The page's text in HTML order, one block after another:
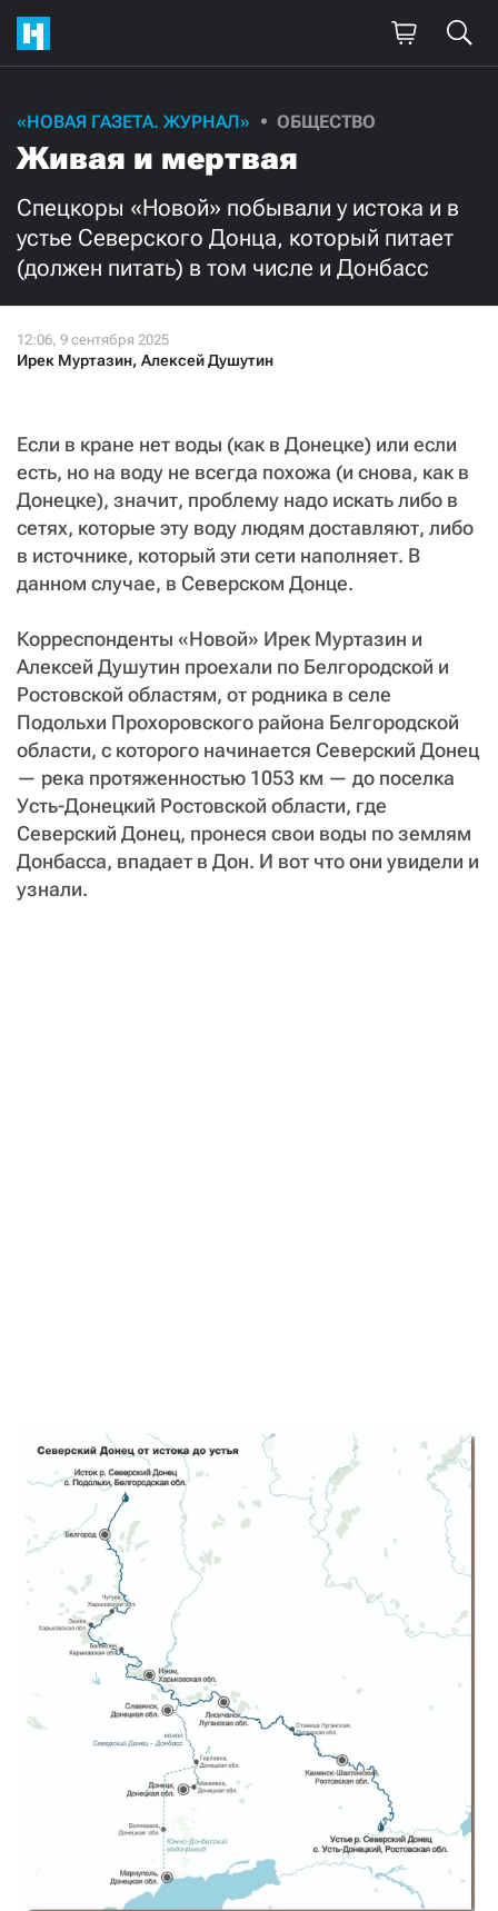
«НОВАЯ ГАЗЕТА. ЖУРНАЛ» ОБЩЕСТВО
Живая и мертвая
Спецкоры «Новой» побывали у истока и в
устье Северского Донца, который питает
(должен питать) в том числе и Донбасс
Ирек Муртазин, Алексей Душутин
Если в кране нет воды (как в Донецке) или если
есть, но на воду не всегда похожа (и снова, как в
Донецке), значит, проблему надо искать либо в
сетях, которые эту воду людям доставляют, либо
в источнике, который эти сети наполняет. В
данном случае, в Северском Донце.
Корреспонденты «Новой» Ирек Муртазин и
Алексей Душутин проехали по Белгородской и
Ростовской областям, от родника в селе
Подольхи Прохоровского района Белгородской
области, с которого начинается Северский Донец
— река протяженностью 1053 км — до поселка
Усть-Донецкий Ростовской области, где
Северский Донец, пронеся свои воды по землям
Донбасса, впадает в Дон. И вот что они увидели и
узнали.
Поддержите
нашу работу!
Ежемесячно Разово
3000 1000
Нажимая кнопку «Стать соучастником»,
я принимаю условия и подтверждаю свое гражданство РФ
СТАТЬ СОУЧАСТНИКОМ
ПОДЕЛИТЬСЯ С ДРУЗЬЯМИ
Если у вас есть вопросы, пишите donate@novayagazeta.ru
звоните: